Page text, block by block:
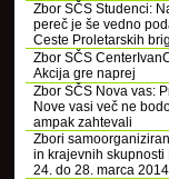
Zbor SČS Studenci:
pereč je še vedno
Ceste Proletarskih
Zbor SČS
Akcija gre naprej
Zbor SČS Nova vas:
Nove vasi več ne
ampak zahtevali
Zbori
in krajevnih skupnosti
24. do 28. marca 2014